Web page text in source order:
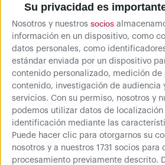
Su privacidad es
Nosotros y nuestros socios
información en un dispositivo, como
datos personales, como
estándar enviada por un dispositivo
contenido personalizado, medición
contenido, investigación de audiencia
servicios. Con su permiso, nosotros y
podemos utilizar datos de
identificación mediante las
Puede hacer clic para otorgarnos su
nosotros y a nuestros 1731 socios para
procesamiento previamente descrito.
Ideal